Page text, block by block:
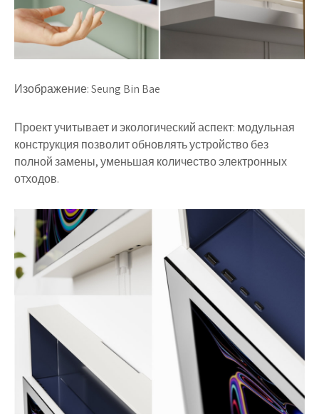
Изображение: Seung Bin Bae
Проект учитывает и экологический аспект: модульная
конструкция позволит обновлять устройство без
полной замены, уменьшая количество электронных
отходов.